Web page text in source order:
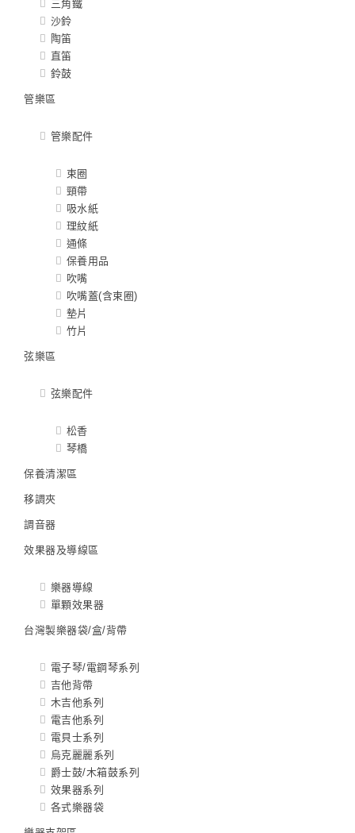
三角鐵
沙鈴
陶笛
直笛
鈴鼓
管樂區
管樂配件
束圈
頸帶
吸水紙
理紋紙
通條
保養用品
吹嘴
吹嘴蓋(含束圈)
墊片
竹片
弦樂區
弦樂配件
松香
琴橋
保養清潔區
移調夾
調音器
效果器及導線區
樂器導線
單顆效果器
台灣製樂器袋/盒/背帶
電子琴/電鋼琴系列
吉他背帶
木吉他系列
電吉他系列
電貝士系列
烏克麗麗系列
爵士鼓/木箱鼓系列
效果器系列
各式樂器袋